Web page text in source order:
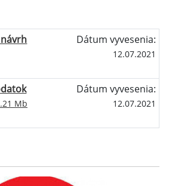
návrh Dátum vyvesenia:
12.07.2021
Mb
Dátum vyvesenia:
12.07.2021